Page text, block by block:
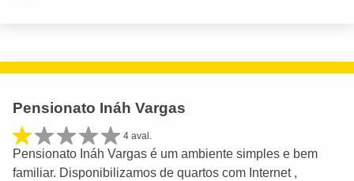
Pensionato Ináh Vargas
4 aval.
Pensionato Ináh Vargas é um ambiente simples e bem
familiar. Disponibilizamos de quartos com Internet ,